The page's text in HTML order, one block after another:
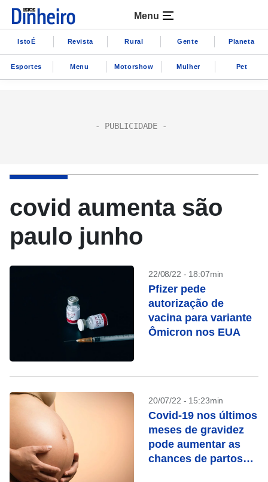
Menu
IstoÉ Revista Rural Gente Planeta
Esportes Menu Motorshow Mulher Pet
covid aumenta são
paulo junho
22/08/22 - 18:07min
Pfizer pede
autorização de
vacina para variante
Ômicron nos EUA
20/07/22 - 15:23min
Covid-19 nos últimos
meses de gravidez
pode aumentar as
chances de partos